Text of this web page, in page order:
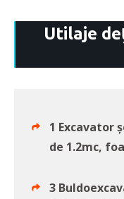
Utilaje
1 Excavator
de 1.2mc,
3